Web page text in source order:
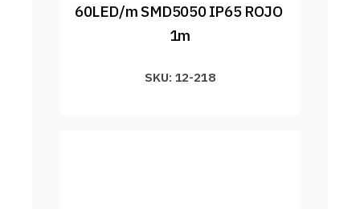
60LED/m SMD5050 IP65 ROJO
1m
SKU: 12-218